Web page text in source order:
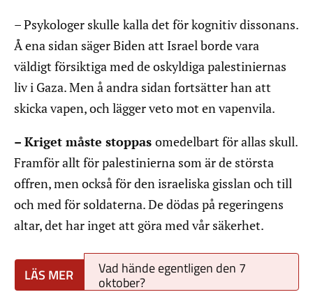
– Psykologer skulle kalla det för kognitiv dissonans.
Å ena sidan säger Biden att Israel borde vara
väldigt försiktiga med de oskyldiga palestiniernas
liv i Gaza. Men å andra sidan fortsätter han att
skicka vapen, och lägger veto mot en vapenvila.
– Kriget måste stoppas omedelbart för allas skull.
Framför allt för palestinierna som är de största
offren, men också för den israeliska gisslan och till
och med för soldaterna. De dödas på regeringens
altar, det har inget att göra med vår säkerhet.
Vad hände egentligen den 7
oktober?